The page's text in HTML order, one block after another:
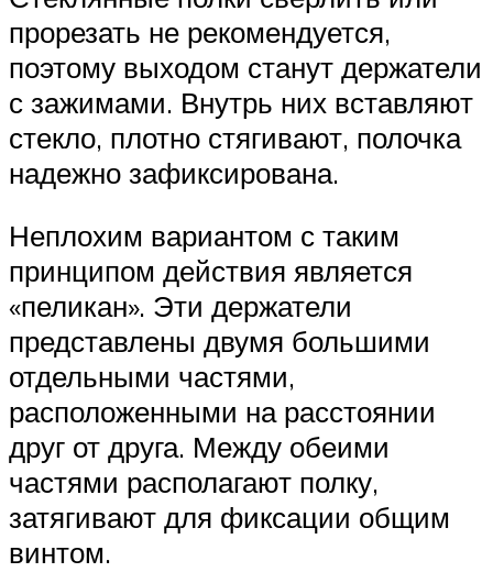
прорезать не рекомендуется,
поэтому выходом станут держатели
с зажимами. Внутрь них вставляют
стекло, плотно стягивают, полочка
надежно зафиксирована.
Неплохим вариантом с таким
принципом действия является
«пеликан». Эти держатели
представлены двумя большими
отдельными частями,
расположенными на расстоянии
друг от друга. Между обеими
частями располагают полку,
затягивают для фиксации общим
винтом.